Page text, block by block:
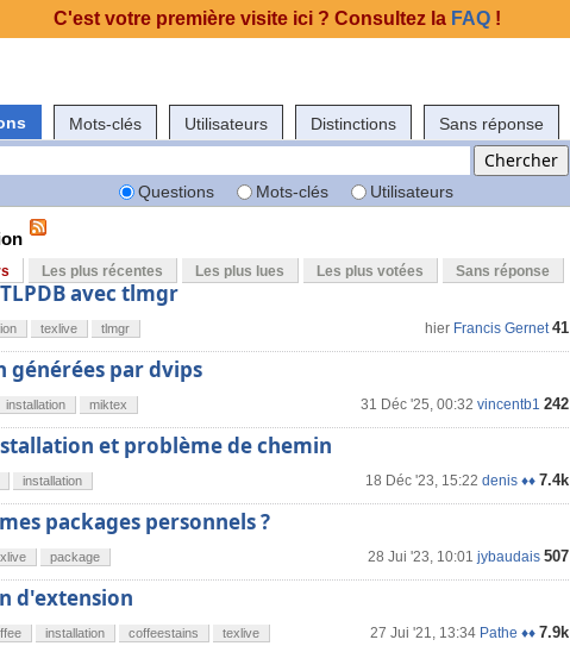
Mots-clés Utilisateurs Distinctions Sans réponse
Questions Mots-clés Utilisateurs
Les plus récentes Les plus lues Les plus votées Sans réponse
avec tlmgr
hier Francis Gernet 41
texlive tlmgr
générées par dvips
31 Déc '25, 00:32 vincentb1 242
installation miktex
et problème de chemin
18 Déc '23, 15:22 denis ♦♦ 7.4k
installation
packages personnels ?
28 Jui '23, 10:01 jybaudais 507
package
d'extension
27 Jui '21, 13:34 Pathe ♦♦ 7.9k
installation coffeestains texlive
C'est votre première visite ici ? Consultez la FAQ !